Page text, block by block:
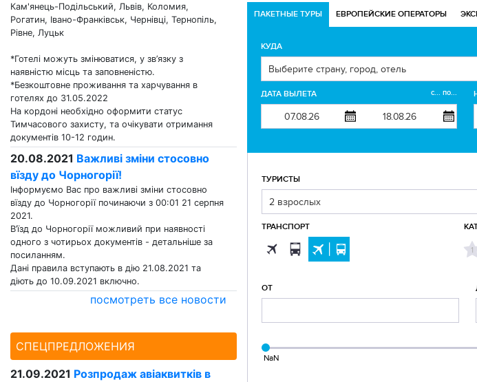
Кам'янець-Подільський, Львів, Коломия,
Рогатин, Івано-Франківськ, Чернівці, Тернопіль,
Рівне, Луцьк
*Готелі можуть змінюватися, у зв’язку з
наявністю місць та заповненістю.
*Безкоштовне проживання та харчування в
готелях до 31.05.2022
На кордоні необхідно оформити статус
Тимчасового захисту, та очікувати отримання
документів 10-12 годин.
20.08.2021 Важливі зміни стосовно
вїзду до Чорногорії!
Інформуємо Вас про важливі зміни стосовно
вїзду до Чорногорії починаючи з 00:01 21 серпня
2021.
В’їзд до Чорногорії можливий при наявності
одного з чотирьох документів - детальніше за
посиланням.
Дані правила вступають в дію 21.08.2021 та
діють до 10.09.2021 включно.
посмотреть все новости
СПЕЦПРЕДЛОЖЕНИЯ
21.09.2021 Розпродаж авіаквитків в
ПАКЕТНЫЕ ТУРЫ ЕВРОПЕЙСКИЕ ОПЕРАТОРЫ
КУДА
ДАТА ВЫЛЕТА с... по...
ТУРИСТЫ
ТРАНСПОРТ
1
ОТ
NaN
первыми о спецпредложениях и акциях!